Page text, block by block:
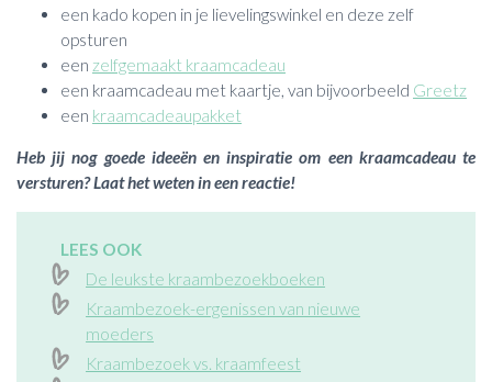
een kado kopen in je lievelingswinkel en deze zelf
opsturen
een zelfgemaakt kraamcadeau
een kraamcadeau met kaartje, van bijvoorbeeld Greetz
een kraamcadeaupakket
Heb jij nog goede ideeën en inspiratie om een kraamcadeau te
versturen? Laat het weten in een reactie!
LEES OOK
De leukste kraambezoekboeken
Kraambezoek-ergenissen van nieuwe
moeders
Kraambezoek vs. kraamfeest